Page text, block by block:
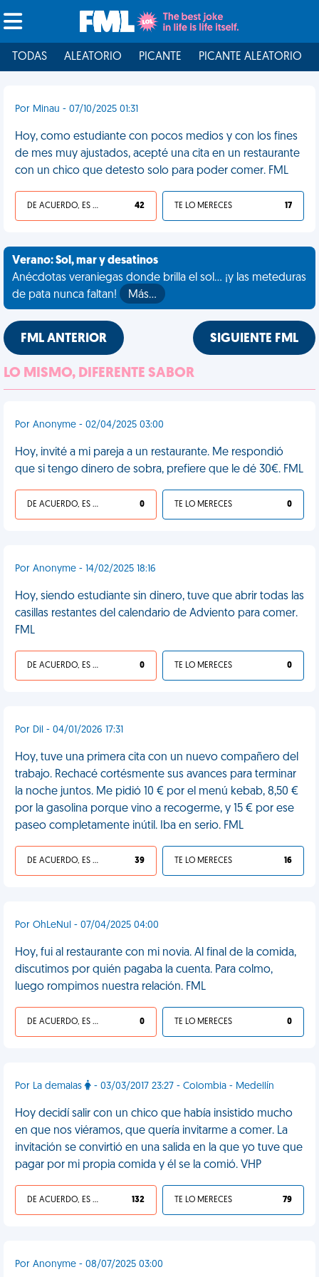
TODAS ALEATORIO PICANTE PICANTE ALEATORIO
Por Minau - 07/10/2025 01:31
Hoy, como estudiante con pocos medios y con los fines
de mes muy ajustados, acepté una cita en un restaurante
con un chico que detesto solo para poder comer. FML
DE ACUERDO, ES UNA VIDA HP 42 TE LO MERECES 17
Verano: Sol, mar y desatinos
Anécdotas veraniegas donde brilla el sol... ¡y las meteduras
de pata nunca faltan!
Más…
FML ANTERIOR SIGUIENTE FML
LO MISMO, DIFERENTE SABOR
Por Anonyme - 02/04/2025 03:00
Hoy, invité a mi pareja a un restaurante. Me respondió
que si tengo dinero de sobra, prefiere que le dé 30€. FML
DE ACUERDO, ES UNA VIDA HP 0 TE LO MERECES 0
Por Anonyme - 14/02/2025 18:16
Hoy, siendo estudiante sin dinero, tuve que abrir todas las
casillas restantes del calendario de Adviento para comer.
FML
DE ACUERDO, ES UNA VIDA HP 0 TE LO MERECES 0
Por Dil - 04/01/2026 17:31
Hoy, tuve una primera cita con un nuevo compañero del
trabajo. Rechacé cortésmente sus avances para terminar
la noche juntos. Me pidió 10 € por el menú kebab, 8,50 €
por la gasolina porque vino a recogerme, y 15 € por ese
paseo completamente inútil. Iba en serio. FML
DE ACUERDO, ES UNA VIDA HP 39 TE LO MERECES 16
Por OhLeNul - 07/04/2025 04:00
Hoy, fui al restaurante con mi novia. Al final de la comida,
discutimos por quién pagaba la cuenta. Para colmo,
luego rompimos nuestra relación. FML
DE ACUERDO, ES UNA VIDA HP 0 TE LO MERECES 0
Por La demalas - 03/03/2017 23:27 - Colombia - Medellín
Hoy decidí salir con un chico que había insistido mucho
en que nos viéramos, que quería invitarme a comer. La
invitación se convirtió en una salida en la que yo tuve que
pagar por mi propia comida y él se la comió. VHP
DE ACUERDO, ES UNA VIDA HP 132 TE LO MERECES 79
Por Anonyme - 08/07/2025 03:00